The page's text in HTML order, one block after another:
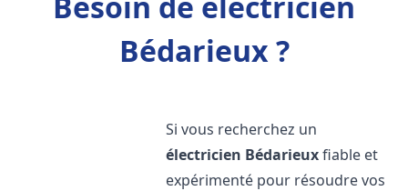
Bédarieux ?
Si vous recherchez un
électricien Bédarieuxfiable et
expérimenté pour résoudre vos